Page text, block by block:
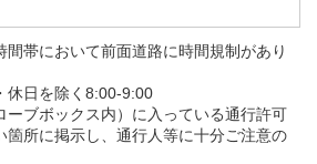
間帯において前面道路に時間規制があり
休日を除く8:00-9:00
ーブボックス内）に入っている通行許可
箇所に掲示し、通行人等に十分ご注意の